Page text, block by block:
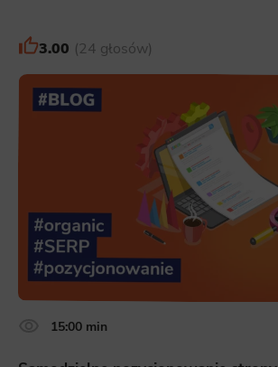
3.00 24 głosów
15:00 min